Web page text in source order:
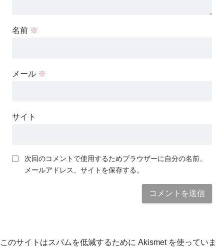
名前 ※
メール ※
サイト
次回のコメントで使用するためブラウザーに自分の名前、
メールアドレス、サイトを保存する。
このサイトはスパムを低減するために Akismet を使っていま